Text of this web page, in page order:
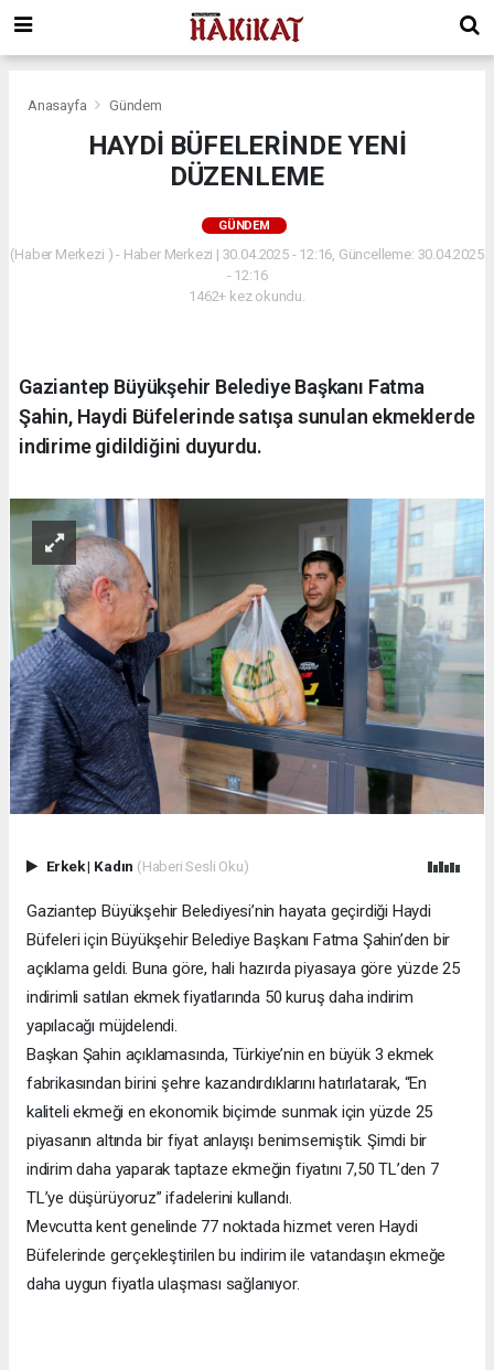
Anasayfa Gündem
HAYDİ BÜFELERİNDE YENİ
DÜZENLEME
GÜNDEM
(Haber Merkezi ) - Haber Merkezi | 30.04.2025 - 12:16, Güncelleme: 30.04.2025
- 12:16
1462+ kez okundu.
Gaziantep Büyükşehir Belediye Başkanı Fatma
Şahin, Haydi Büfelerinde satışa sunulan ekmeklerde
indirime gidildiğini duyurdu.
Erkek| Kadın (Haberi Sesli Oku)
Gaziantep Büyükşehir Belediyesi’nin hayata geçirdiği Haydi
Büfeleri için Büyükşehir Belediye Başkanı Fatma Şahin’den bir
açıklama geldi. Buna göre, hali hazırda piyasaya göre yüzde 25
indirimli satılan ekmek fiyatlarında 50 kuruş daha indirim
yapılacağı müjdelendi.
Başkan Şahin açıklamasında, Türkiye’nin en büyük 3 ekmek
fabrikasından birini şehre kazandırdıklarını hatırlatarak, “En
kaliteli ekmeği en ekonomik biçimde sunmak için yüzde 25
piyasanın altında bir fiyat anlayışı benimsemiştik. Şimdi bir
indirim daha yaparak taptaze ekmeğin fiyatını 7,50 TL’den 7
TL’ye düşürüyoruz” ifadelerini kullandı.
Mevcutta kent genelinde 77 noktada hizmet veren Haydi
Büfelerinde gerçekleştirilen bu indirim ile vatandaşın ekmeğe
daha uygun fiyatla ulaşması sağlanıyor.